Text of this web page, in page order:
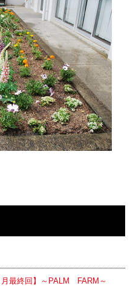
月最終回】～PALM FARM～